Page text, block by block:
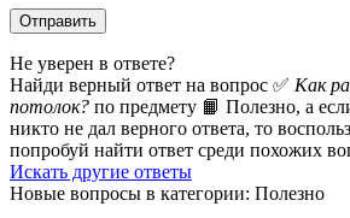
Не уверен в ответе?
Найди верный ответ на вопрос ✅ Как
потолок? по предмету 📙 Полезно, а
никто не дал верного ответа, то
попробуй найти ответ среди похожих
Искать другие ответы
Новые вопросы в категории: Полезно